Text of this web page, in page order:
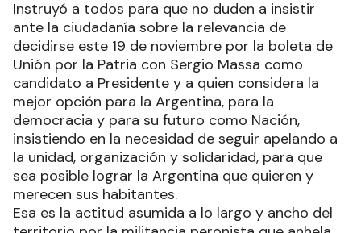
Instruyó a todos para que no duden a insistir
ante la ciudadanía sobre la relevancia de
decidirse este 19 de noviembre por la boleta de
Unión por la Patria con Sergio Massa como
candidato a Presidente y a quien considera la
mejor opción para la Argentina, para la
democracia y para su futuro como Nación,
insistiendo en la necesidad de seguir apelando a
la unidad, organización y solidaridad, para que
sea posible lograr la Argentina que quieren y
merecen sus habitantes.
Esa es la actitud asumida a lo largo y ancho del